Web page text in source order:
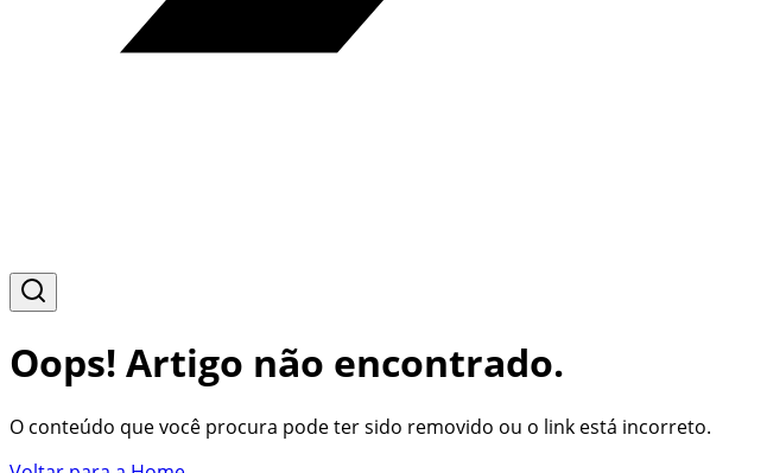
Oops! Artigo não encontrado.
O conteúdo que você procura pode ter sido removido ou o link está incorreto.